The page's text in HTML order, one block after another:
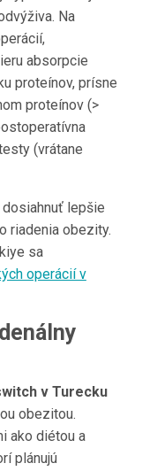
Na
absorpcie
proteínov, prísne
proteínov (>
(vrátane
lepšie
riadenia obezity.
sa
operácií v
v Turecku
obezitou.
ako diétou a
plánujú